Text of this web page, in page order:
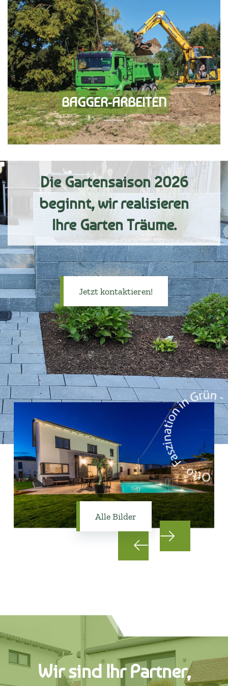
BAGGER-ARBEITEN
Die Gartensaison 2026
beginnt, wir realisieren
Ihre Garten Träume.
Jetzt kontaktieren!
Alle Bilder
Wir sind Ihr Partner,